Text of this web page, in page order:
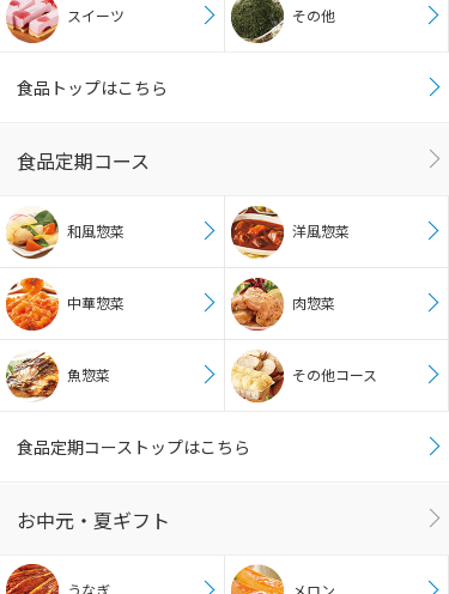
スイーツ その他
食品トップはこちら
食品定期コース
和風惣菜 洋風惣菜
中華惣菜 肉惣菜
魚惣菜 その他コース
食品定期コーストップはこちら
お中元・夏ギフト